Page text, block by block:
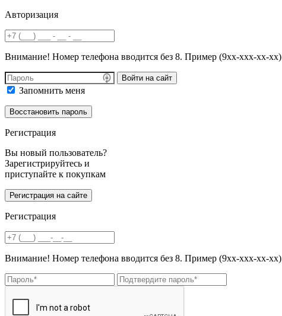
Авторизация
Внимание! Номер телефона вводится без 8. Пример (9хх-ххх-хх-хх)
Войти на сайт
Запомнить меня
Регистрация
Вы новый пользователь?
Зарегистрируйтесь и
приступайте к покупкам
Регистрация
Внимание! Номер телефона вводится без 8. Пример (9хх-ххх-хх-хх)